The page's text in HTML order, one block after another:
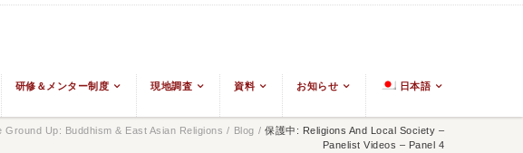
研修＆メンター制度 現地調査 資料 お知らせ 日本語
Ground Up: Buddhism & East Asian Religions / Blog / 保護中: Religions And Local Society –
Panelist Videos – Panel 4